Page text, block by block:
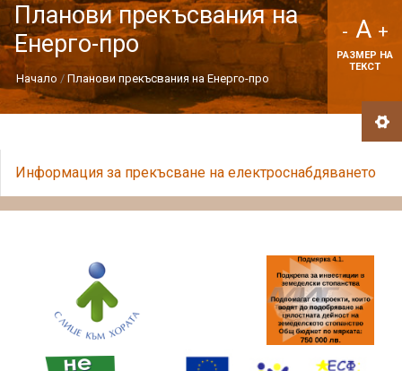
Планови прекъсвания на
Енерго-про
Начало Планови прекъсвания на Енерго-про
- A +
РАЗМЕР НА
ТЕКСТ
Информация за прекъсване на електроснабдяването